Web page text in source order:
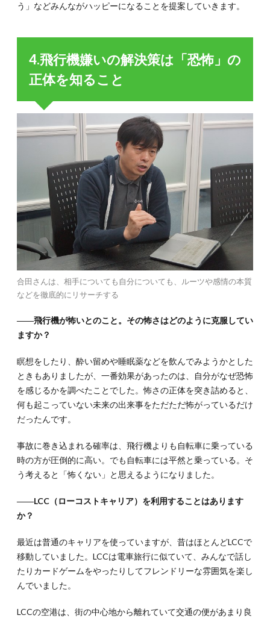
う」などみんながハッピーになることを提案していきます。
4.飛行機嫌いの解決策は「恐怖」の
正体を知ること
合田さんは、相手についても自分についても、ルーツや感情の本質
などを徹底的にリサーチする
――飛行機が怖いとのこと。その怖さはどのように克服してい
ますか？
瞑想をしたり、酔い留めや睡眠薬などを飲んでみようかとした
ときもありましたが、一番効果があったのは、自分がなぜ恐怖
を感じるかを調べたことでした。怖さの正体を突き詰めると、
何も起こっていない未来の出来事をただただ怖がっているだけ
だったんです。
事故に巻き込まれる確率は、飛行機よりも自転車に乗っている
時の方が圧倒的に高い。でも自転車には平然と乗っている。そ
う考えると「怖くない」と思えるようになりました。
――LCC（ローコストキャリア）を利用することはあります
か？
最近は普通のキャリアを使っていますが、昔はほとんどLCCで
移動していました。LCCは電車旅行に似ていて、みんなで話し
たりカードゲームをやったりしてフレンドリーな雰囲気を楽し
んでいました。
LCCの空港は、街の中心地から離れていて交通の便があまり良